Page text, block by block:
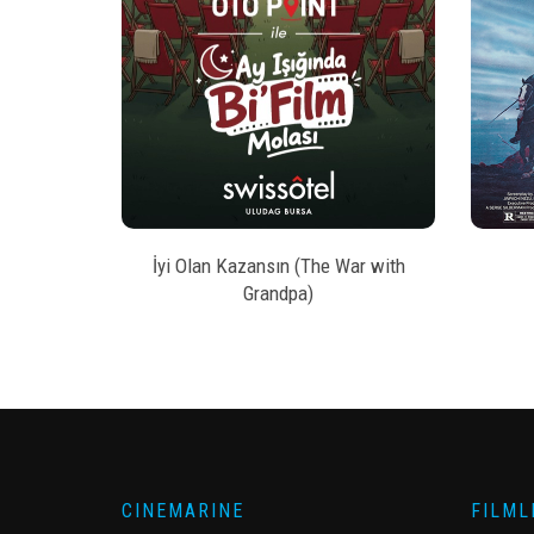
style BILET SATIN AL
İyi Olan Kazansın (The War with
Grandpa)
CINEMARINE